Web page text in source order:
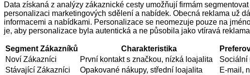
Data získaná z analýzy zákaznické cesty umožňují firmám
personalizaci marketingových sdělení a nabídek. Obecná reklama už
informacemi a nabídkami. Personalizace se neomezuje pouze na
je, aby personalizace byla autentická a ne působila jako vtíravá
Segment Zákazníků Charakteristika
Noví Zákazníci
První kontakt s značkou, nízká loajalita Sociální
Stávající Zákazníci
Opakované nákupy, střední loajalita E-mail,